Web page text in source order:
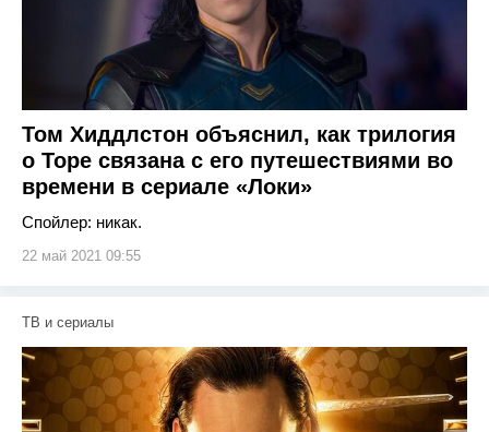
Том Хиддлстон объяснил, как трилогия
о Торе связана с его путешествиями во
времени в сериале «Локи»
Спойлер: никак.
22 май 2021 09:55
ТВ и сериалы